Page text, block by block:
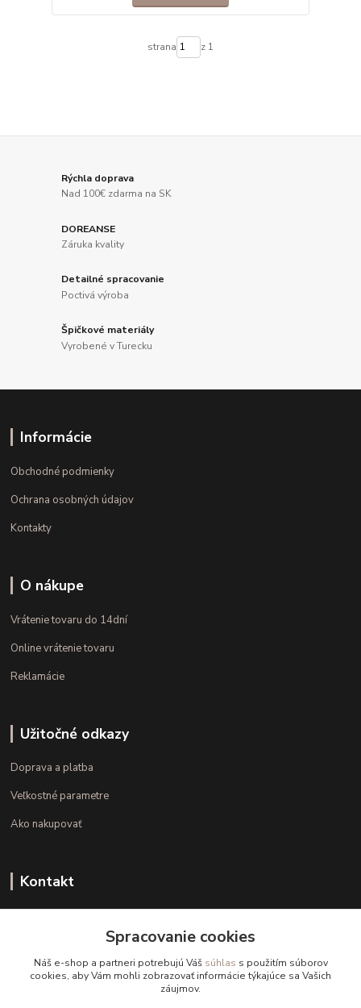
strana z 1
Rýchla doprava
Nad 100€ zdarma na SK
DOREANSE
Záruka kvality
Detailné spracovanie
Poctivá výroba
Špičkové materiály
Vyrobené v Turecku
Informácie
Obchodné podmienky
Ochrana osobných údajov
Kontakty
O nákupe
Vrátenie tovaru do 14dní
Online vrátenie tovaru
Reklamácie
Užitočné odkazy
Doprava a platba
Veľkostné parametre
Ako nakupovať
Kontakt
(Po.-Pi. 10.00 - 15.00)
info@kvalitnaBielizen.sk
Spracovanie cookies
Náš e-shop a partneri potrebujú Váš súhlas s použitím súborov
cookies, aby Vám mohli zobrazovať informácie týkajúce sa Vašich
záujmov.